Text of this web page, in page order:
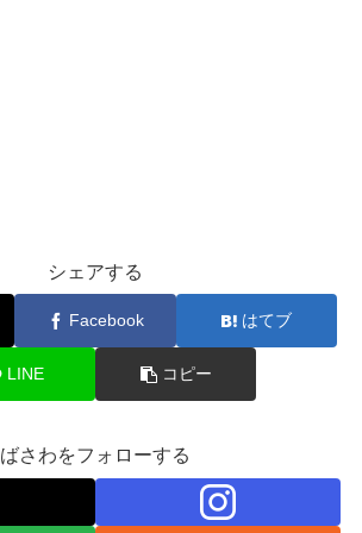
シェアする
Facebook はてブ
LINE コピー
ばさわをフォローする